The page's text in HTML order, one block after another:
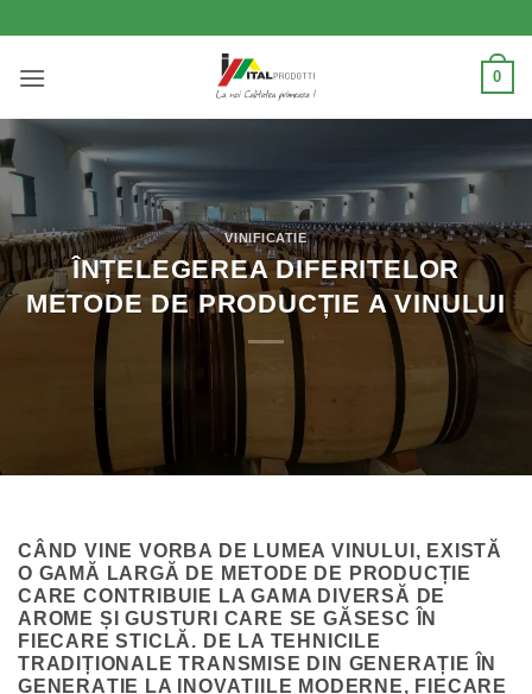
content
0
VINIFICATIE
ÎNȚELEGEREA DIFERITELOR
METODE DE PRODUCȚIE A VINULUI
CÂND VINE VORBA DE LUMEA VINULUI, EXISTĂ
O GAMĂ LARGĂ DE METODE DE PRODUCȚIE
CARE CONTRIBUIE LA GAMA DIVERSĂ DE
AROME ȘI GUSTURI CARE SE GĂSESC ÎN
FIECARE STICLĂ. DE LA TEHNICILE
TRADIȚIONALE TRANSMISE DIN GENERAȚIE ÎN
GENERAȚIE LA INOVAȚIILE MODERNE, FIECARE